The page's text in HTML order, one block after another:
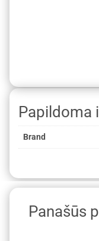
Papildoma
Brand
Panašūs